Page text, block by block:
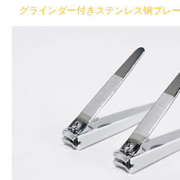
グラインダー付きステンレス钢ブレ